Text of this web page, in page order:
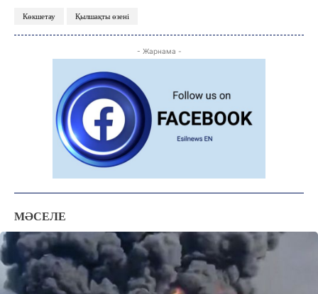
ЖАҢАЛЫҚТАР
КӨЗҚАРАС
ЗЕРТТЕУ
СҰХБАТ
АРНАЙЫ ЖОБА
Көкшетау Қылшақты өзені
- Жарнама -
МӘСЕЛЕ